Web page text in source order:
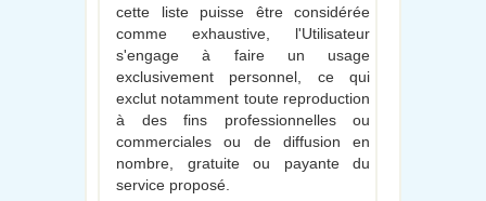
cette liste puisse être considérée
comme exhaustive, l'Utilisateur
s'engage à faire un usage
exclusivement personnel, ce qui
exclut notamment toute reproduction
à des fins professionnelles ou
commerciales ou de diffusion en
nombre, gratuite ou payante du
service proposé.